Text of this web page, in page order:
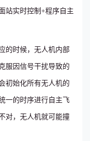
站实时控制+程序自主
的时候，无人机内部
服因信号干扰导致的
初始化所有无人机的
一的时序进行自主飞
对，无人机就可能撞